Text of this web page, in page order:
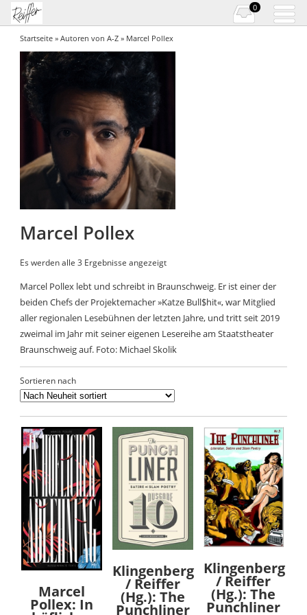
0
Startseite »Autoren von A-Z » Marcel Pollex
Marcel Pollex
Es werden alle 3 Ergebnisse angezeigt
Marcel Pollex lebt und schreibt in Braunschweig. Er ist einer der
beiden Chefs der Projektemacher »Katze Bull$hit«, war Mitglied
aller regionalen Lesebühnen der letzten Jahre, und tritt seit 2019
zweimal im Jahr mit seiner eigenen Lesereihe am Staatstheater
Braunschweig auf. Foto: Michael Skolik
Sortieren nach
Marcel
Pollex: In
Klingenberg
/ Reiffer
(Hg.): The
Punchliner
Klingenberg
/ Reiffer
(Hg.): The
Punchliner